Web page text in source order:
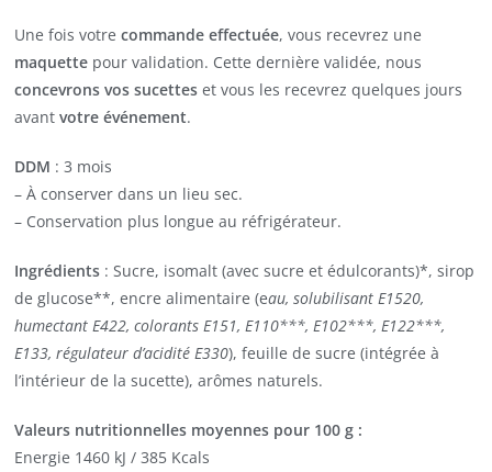
Une fois votrecommande effectuée, vous recevrez une
maquette pour validation. Cette dernière validée, nous
concevrons vos sucettes et vous les recevrez quelques jours
avantvotre événement.
DDM : 3 mois
– À conserver dans un lieu sec.
– Conservation plus longue au réfrigérateur.
Ingrédients : Sucre, isomalt (avec sucre et édulcorants)*, sirop
de glucose**, encre alimentaire (eau, solubilisant E1520,
humectant E422, colorants E151, E110***, E102***, E122***,
E133, régulateur d’acidité E330), feuille de sucre (intégrée à
l’intérieur de la sucette), arômes naturels.
Valeurs nutritionnelles moyennes pour 100 g :
Energie 1460 kJ / 385 Kcals